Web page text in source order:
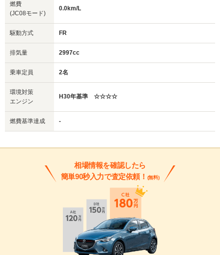
燃費
(JC08モード)
0.0km/L
駆動方式 FR
排気量 2997cc
乗車定員 2名
環境対策
エンジン
H30年基準 ☆☆☆☆
燃費基準達成 -
相場情報を確認したら
簡単90秒入力で査定依頼！ (無料)